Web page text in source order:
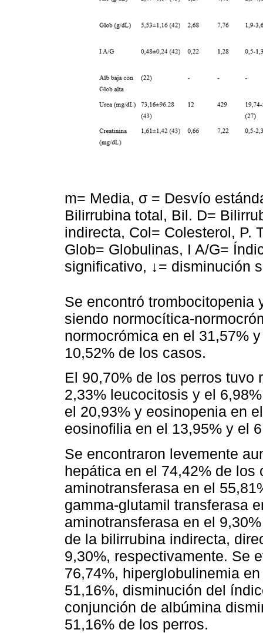
m= Media, σ = Desvío
Bilirrubina total, Bil. D=
indirecta, Col= Colesterol, P.
Glob= Globulinas, I A/G=
significativo, ↓= disminución
Se encontró trombocitopenia
siendo normocítica-
normocrómica en el 31,57%
10,52% de los casos.
El 90,70% de los perros tuvo
2,33% leucocitosis y el
el 20,93% y eosinopenia en
eosinofilia en el 13,95% y el
Se encontraron levemente
hepática en el 74,42% de
aminotransferasa en el
gamma-glutamil transferasa
aminotransferasa en el
de la bilirrubina indirecta,
9,30%, respectivamente. Se
76,74%, hiperglobulinemia
51,16%, disminución del
conjunción de albúmina
51,16% de los perros.